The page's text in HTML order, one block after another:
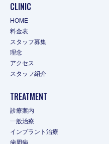
CLINIC
HOME
料金表
スタッフ募集
理念
アクセス
スタッフ紹介
TREATMENT
診療案内
一般治療
インプラント治療
歯周病